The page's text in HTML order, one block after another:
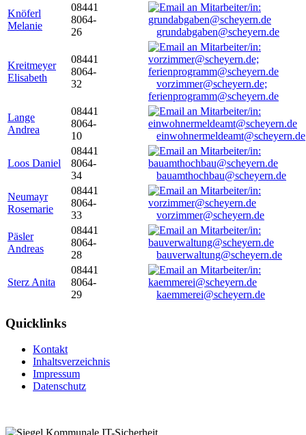
Knöferl
Melanie
08441
8064-
26
grundabgaben@scheyern.de
Kreitmeyer
Elisabeth
08441
8064-
32
vorzimmer@scheyern.de;
ferienprogramm@scheyern.de
Lange
Andrea
08441
8064-
10
einwohnermeldeamt@scheyern.de
Loos Daniel
08441
8064-
34
bauamthochbau@scheyern.de
Neumayr
Rosemarie
08441
8064-
33
vorzimmer@scheyern.de
Päsler
Andreas
08441
8064-
28
bauverwaltung@scheyern.de
Sterz Anita
08441
8064-
29
kaemmerei@scheyern.de
Quicklinks
Kontakt
Inhaltsverzeichnis
Impressum
Datenschutz